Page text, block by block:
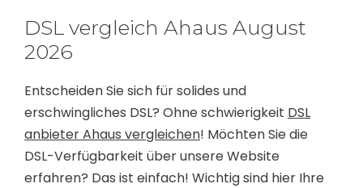
DSL vergleich Ahaus August
2026
Entscheiden Sie sich für solides und
erschwingliches DSL? Ohne schwierigkeit DSL
anbieter Ahaus vergleichen! Möchten Sie die
DSL-Verfügbarkeit über unsere Website
erfahren? Das ist einfach! Wichtig sind hier Ihre